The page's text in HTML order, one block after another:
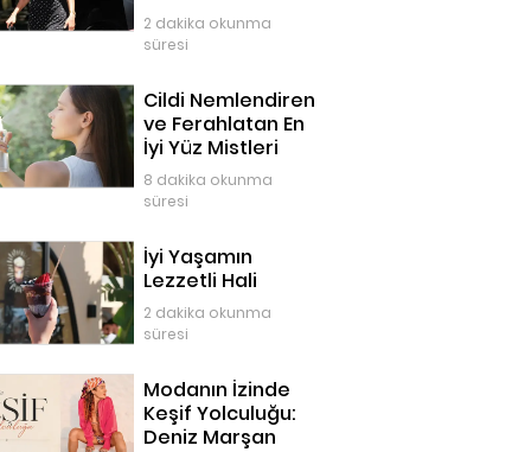
2 dakika okunma
süresi
Cildi Nemlendiren
ve Ferahlatan En
İyi Yüz Mistleri
8 dakika okunma
süresi
İyi Yaşamın
Lezzetli Hali
2 dakika okunma
süresi
Modanın İzinde
Keşif Yolculuğu:
Deniz Marşan